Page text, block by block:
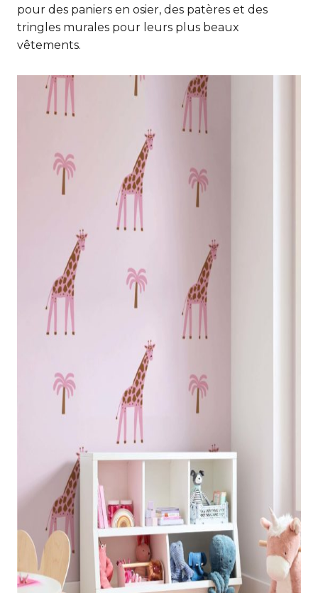
pour des paniers en osier, des patères et des
tringles murales pour leurs plus beaux
vêtements.